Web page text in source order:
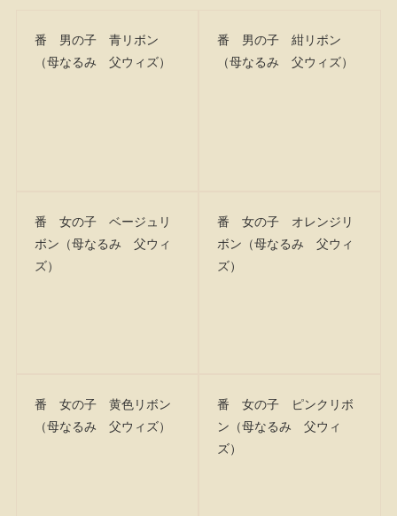
番 男の子 青リボン
（母なるみ 父ウィズ）
番 男の子 紺リボン
（母なるみ 父ウィズ）
番 女の子 ベージュリ
ボン（母なるみ 父ウィ
ズ）
番 女の子 オレンジリ
ボン（母なるみ 父ウィ
ズ）
番 女の子 黄色リボン
（母なるみ 父ウィズ）
番 女の子 ピンクリボ
ン（母なるみ 父ウィ
ズ）